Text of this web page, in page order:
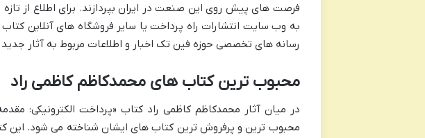
فرصت های پیش روی این صنعت در ایران بپردازند. برای اطلاع از
به وب سایت انتشارات راه پرداخت یا سایر فروشگاه های آنلاین
رسانه های تخصصی حوزه فین تک اخبار و اطلاعات مربوط به آثار جدید
محبوب ترین کتاب های محمدکاظم کاظمی راد
در میان آثار محمدکاظم کاظمی راد کتاب «پرداخت الکترونیکی:
محبوب ترین و پرفروش ترین کتاب های ایشان شناخته می شود. این